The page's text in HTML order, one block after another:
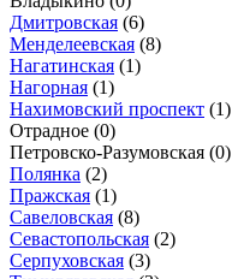
Дмитровская (6)
Менделеевская (8)
Нагатинская (1)
Нагорная (1)
Нахимовский проспект (1)
Отрадное (0)
Петровско-Разумовская (0)
Полянка (2)
Пражская (1)
Савеловская (8)
Севастопольская (2)
Серпуховская (3)